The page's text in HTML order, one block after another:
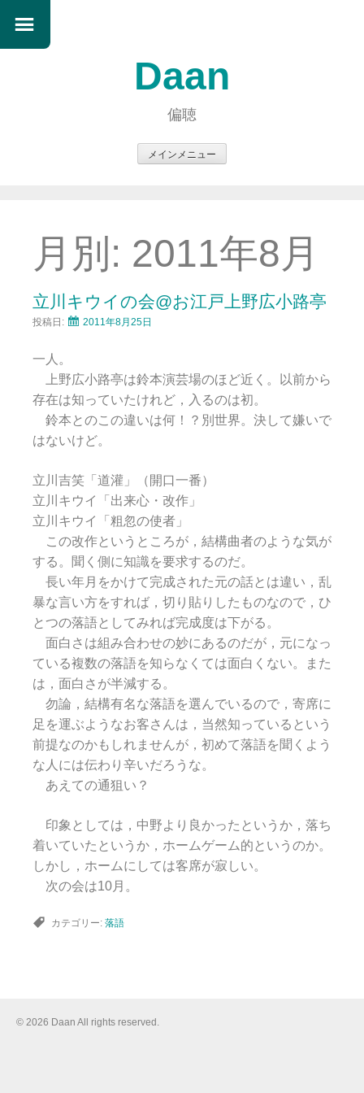
Daan
偏聴
メインメニュー
ン
ツ
へ
ス
キ
月別: 2011年8月
立川キウイの会@お江戸上野広小路亭
投稿日: 2011年8月25日
一人。
上野広小路亭は鈴本演芸場のほど近く。以前から
存在は知っていたけれど，入るのは初。
鈴本とのこの違いは何！？別世界。決して嫌いで
はないけど。
立川吉笑「道灌」（開口一番）
立川キウイ「出来心・改作」
立川キウイ「粗忽の使者」
この改作というところが，結構曲者のような気が
する。聞く側に知識を要求するのだ。
長い年月をかけて完成された元の話とは違い，乱
暴な言い方をすれば，切り貼りしたものなので，ひ
とつの落語としてみれば完成度は下がる。
面白さは組み合わせの妙にあるのだが，元になっ
ている複数の落語を知らなくては面白くない。また
は，面白さが半減する。
勿論，結構有名な落語を選んでいるので，寄席に
足を運ぶようなお客さんは，当然知っているという
前提なのかもしれませんが，初めて落語を聞くよう
な人には伝わり辛いだろうな。
あえての通狙い？
印象としては，中野より良かったというか，落ち
着いていたというか，ホームゲーム的というのか。
しかし，ホームにしては客席が寂しい。
次の会は10月。
カテゴリー: 落語
© 2026 Daan All rights reserved.